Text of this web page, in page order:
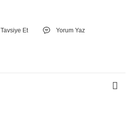
Tavsiye Et Yorum Yaz